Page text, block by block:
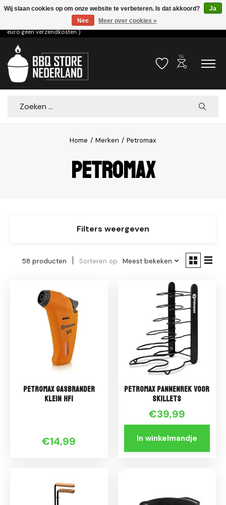
Voor 15.00u besteld dezelfde dag verzonden! ( 6,95 verzendkosten, vanaf 75
euro geen verzendkosten )
Verlanglijst
outdoor_grill
Zoeken
Home / Merken / Petromax
Petromax
Filters weergeven
58 producten Sorteren op Meest bekeken
Petromax Gasbrander
klein HF1
€14,99
Petromax Pannenrek voor
Skillets
€39,99
In winkelmandje
Wij slaan cookies op om onze website te verbeteren. Is dat akkoord?
Ja
Nee
Meer over cookies »